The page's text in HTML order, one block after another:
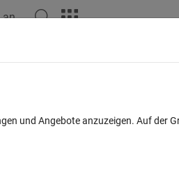
an
Melden
und Angebote anzuzeigen. Auf der